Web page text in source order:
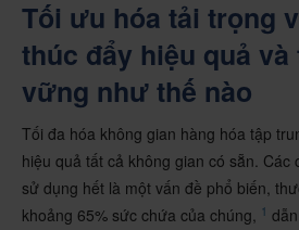
Tối ưu hóa tải trọng
thúc đẩy hiệu quả và
vững như thế nào
Tối đa hóa không gian hàng hóa tập
hiệu quả tất cả không gian có sẵn. Các
sử dụng hết là một vấn đề phổ biến,
khoảng 65% sức chứa của chúng, 1